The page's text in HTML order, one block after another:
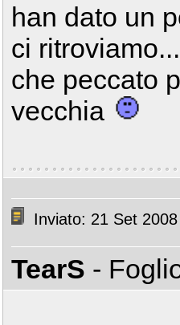
han dato un
ci ritroviamo...
che peccato
vecchia
Inviato: 21 Set
TearS -